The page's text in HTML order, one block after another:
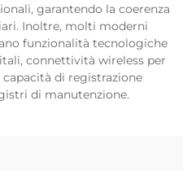
garantendo la coerenza
Inoltre, molti moderni
funzionalità tecnologiche
connettività wireless per
di registrazione
di manutenzione.